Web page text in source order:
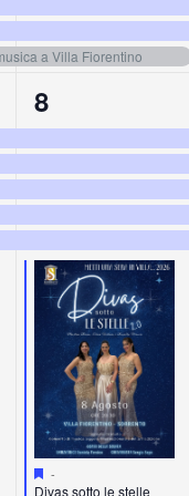
a Villa Fiorentino
6
eventi,
8
-
Divas sotto le stelle